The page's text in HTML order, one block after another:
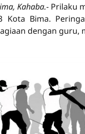
Kahaba.- Prilaku
Kota Bima.
dengan guru,